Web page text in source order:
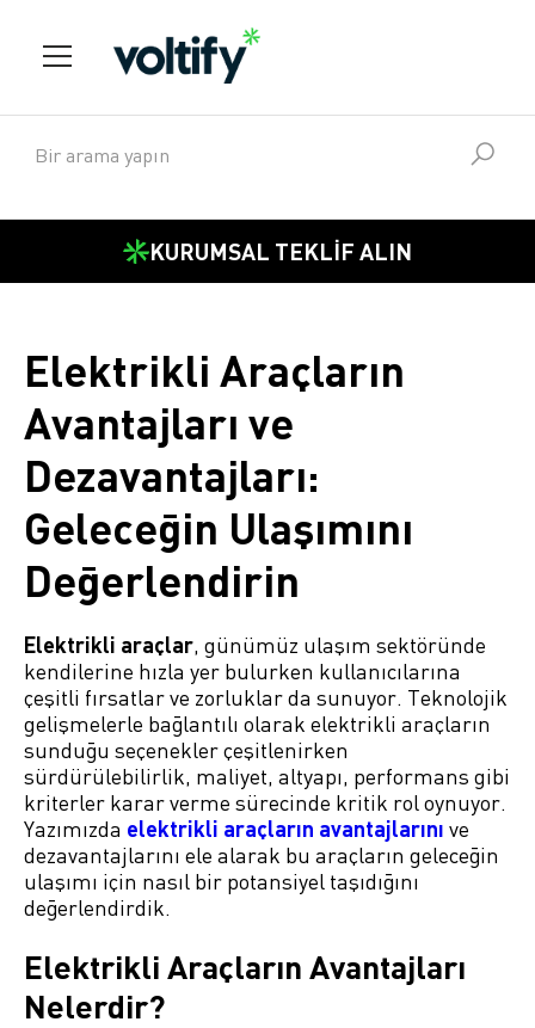
KURUMSAL TEKLİF ALIN
Elektrikli Araçların
Avantajları ve
Dezavantajları:
Geleceğin Ulaşımını
Değerlendirin
Elektrikli araçlar, günümüz ulaşım sektöründe
kendilerine hızla yer bulurken kullanıcılarına
çeşitli fırsatlar ve zorluklar da sunuyor. Teknolojik
gelişmelerle bağlantılı olarak elektrikli araçların
sunduğu seçenekler çeşitlenirken
sürdürülebilirlik, maliyet, altyapı, performans gibi
kriterler karar verme sürecinde kritik rol oynuyor.
Yazımızda elektrikli araçların avantajlarını ve
dezavantajlarını ele alarak bu araçların geleceğin
ulaşımı için nasıl bir potansiyel taşıdığını
değerlendirdik.
Elektrikli Araçların Avantajları
Nelerdir?